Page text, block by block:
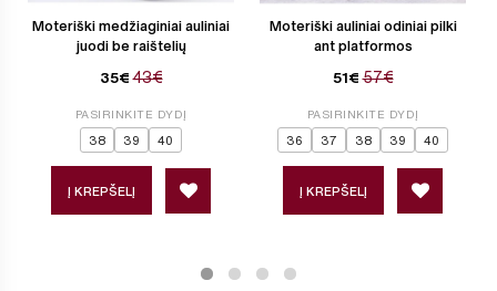
Moteriški medžiaginiai auliniai
juodi be raištelių
35€ 43€
PASIRINKITE DYDĮ
38 39 40
Į KREPŠELĮ
Moteriški auliniai odiniai pilki
ant platformos
51€ 57€
PASIRINKITE DYDĮ
36 37 38 39 40
Į KREPŠELĮ